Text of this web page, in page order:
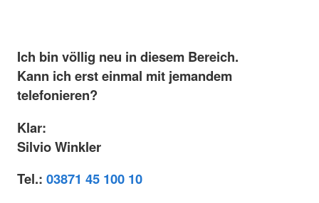
Ich bin völlig neu in diesem Bereich.
Kann ich erst einmal mit jemandem
telefonieren?
Klar:
Silvio Winkler
Tel.: 03871 45 100 10